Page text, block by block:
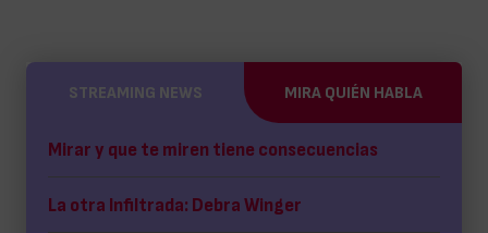
STREAMING NEWS MIRA QUIÉN HABLA
Mirar y que te miren tiene consecuencias
La otra Infiltrada: Debra Winger